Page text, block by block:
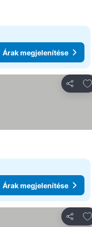
Árak megjelenítése
Árak megjelenítése